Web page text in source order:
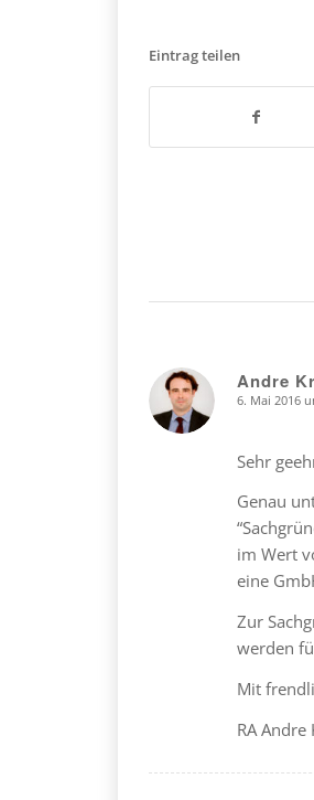
Eintrag teilen
Andre
says: 6. Mai 2016
Sehr
Genau
im Wert
eine
Zur
werden
Mit
RA Andre